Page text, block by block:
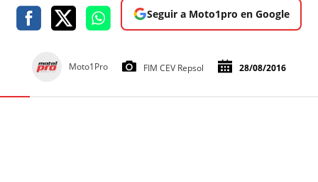
Seguir a Moto1pro en Google
Moto1Pro FIM CEV Repsol 28/08/2016